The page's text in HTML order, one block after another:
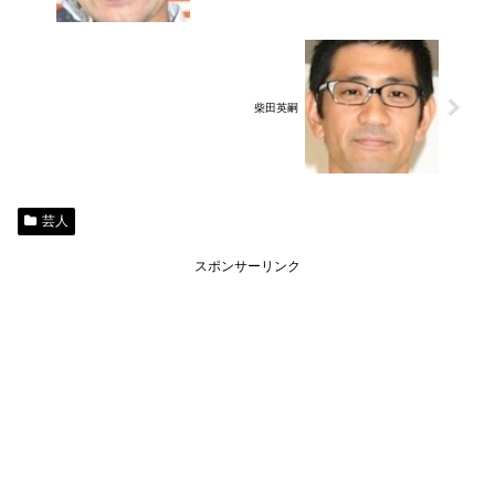
柴田英嗣
芸人
スポンサーリンク